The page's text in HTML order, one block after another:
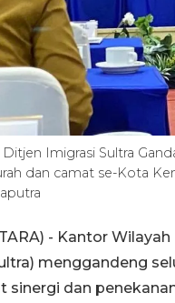
Imigrasi Sultra
dan camat se-Kota
- Kantor
menggandeng
sinergi dan